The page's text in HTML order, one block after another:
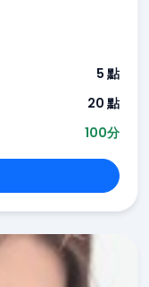
5 點
20 點
100分